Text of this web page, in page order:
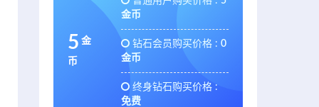
5 金
币
金币
钻石会员购买价格 : 0
金币
终身钻石购买价格 :
免费